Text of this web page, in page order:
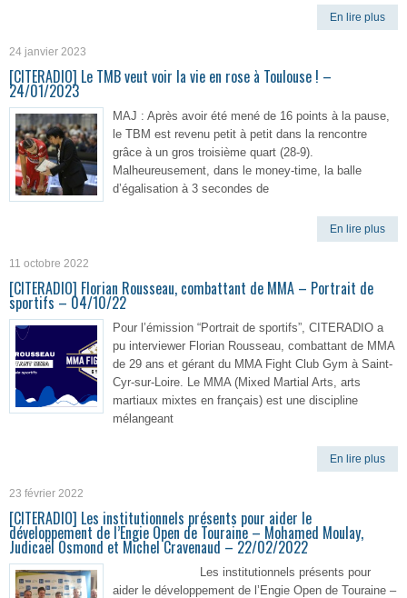
En lire plus
24 janvier 2023
[CITERADIO] Le TMB veut voir la vie en rose à Toulouse ! –
24/01/2023
MAJ : Après avoir été mené de 16 points à la pause,
le TBM est revenu petit à petit dans la rencontre
grâce à un gros troisième quart (28-9).
Malheureusement, dans le money-time, la balle
d’égalisation à 3 secondes de
En lire plus
11 octobre 2022
[CITERADIO] Florian Rousseau, combattant de MMA – Portrait de
sportifs – 04/10/22
Pour l’émission “Portrait de sportifs”, CITERADIO a
pu interviewer Florian Rousseau, combattant de MMA
de 29 ans et gérant du MMA Fight Club Gym à Saint-
Cyr-sur-Loire. Le MMA (Mixed Martial Arts, arts
martiaux mixtes en français) est une discipline
mélangeant
En lire plus
23 février 2022
[CITERADIO] Les institutionnels présents pour aider le
développement de l’Engie Open de Touraine – Mohamed Moulay,
Judicaël Osmond et Michel Cravenaud – 22/02/2022
Les institutionnels présents pour
aider le développement de l’Engie Open de Touraine –